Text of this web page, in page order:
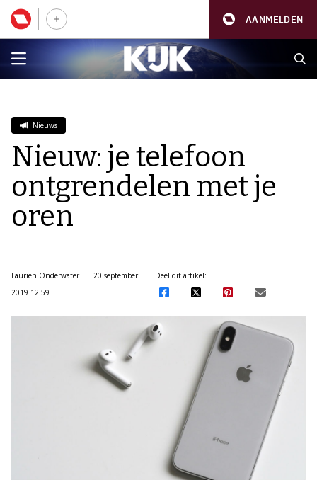
AANMELDEN
Nieuws
Nieuw: je telefoon
ontgrendelen met je
oren
Laurien Onderwater
20 september
2019 12:59
Deel dit artikel: